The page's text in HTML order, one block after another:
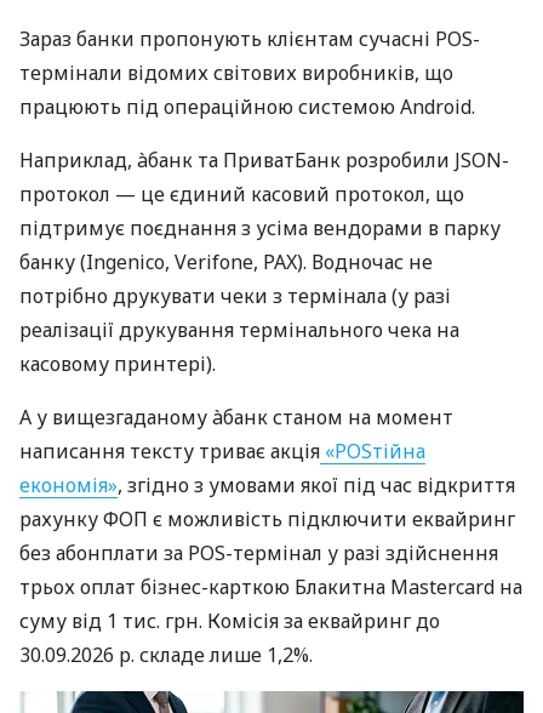
Зараз банки пропонують клієнтам сучасні POS-
термінали відомих світових виробників, що
працюють під операційною системою Android.
Наприклад, àбанк та ПриватБанк розробили JSON-
протокол — це єдиний касовий протокол, що
підтримує поєднання з усіма вендорами в парку
банку (Ingenico, Verifone, PAX). Водночас не
потрібно друкувати чеки з термінала (у разі
реалізації друкування термінального чека на
касовому принтері).
А у вищезгаданому àбанк станом на момент
написання тексту триває акція «POSтійна
економія», згідно з умовами якої під час відкриття
рахунку ФОП є можливість підключити еквайринг
без абонплати за POS-термінал у разі здійснення
трьох оплат бізнес-карткою Блакитна Mastercard на
суму від 1 тис. грн. Комісія за еквайринг до
30.09.2026 р. складе лише 1,2%.